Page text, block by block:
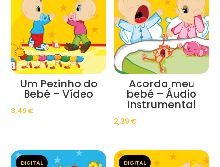
Um Pezinho do
Bebé – Vídeo
3,49 €
Acorda meu
bebé – Áudio
Instrumental
2,29 €
DIGITAL DIGITAL